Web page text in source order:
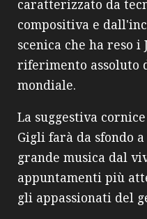
caratterizzato da
compositiva e
scenica che ha reso
riferimento assoluto
mondiale.
La suggestiva
Gigli farà da sfondo
grande musica dal
appuntamenti più
gli appassionati del